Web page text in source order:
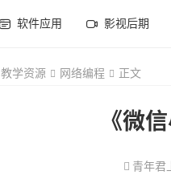
软件应用 影视后期
教学资源 网络编程 正文
《微
青年君